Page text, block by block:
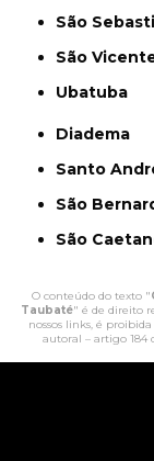
São
São
Ubatuba
Diadema
Santo
São
São
O conteúdo do texto "
Taubaté" é de direito
nossos links, é
autoral – artigo 184